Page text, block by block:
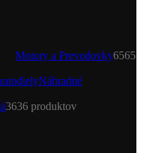
Motory a Prevodovky6565
Náhradné
3636 produktov